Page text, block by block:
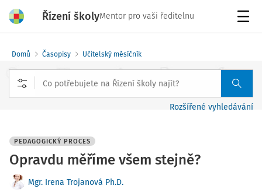
Řízení školyMentor pro vaši ředitelnu
Domů Časopisy Učitelský měsíčník
Rozšířené vyhledávání
PEDAGOGICKÝ PROCES
Opravdu měříme všem stejně?
Mgr. Irena Trojanová Ph.D.